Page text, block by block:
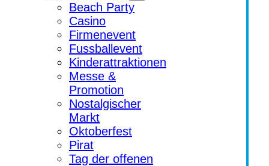
Beach Party
Casino
Firmenevent
Fussballevent
Kinderattraktionen
Messe &
Promotion
Nostalgischer
Markt
Oktoberfest
Pirat
Tag der offenen